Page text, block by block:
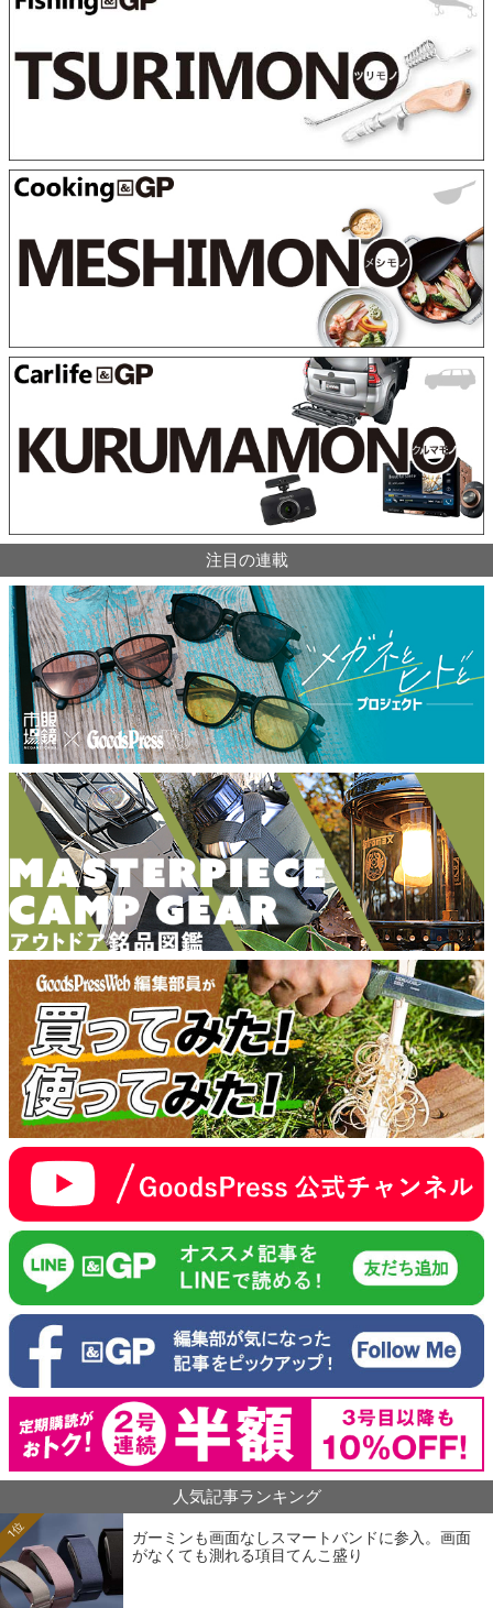
注目の連載
人気記事ランキング
ガーミンも画面なしスマートバンドに参入。画面
がなくても測れる項目てんこ盛り
1位